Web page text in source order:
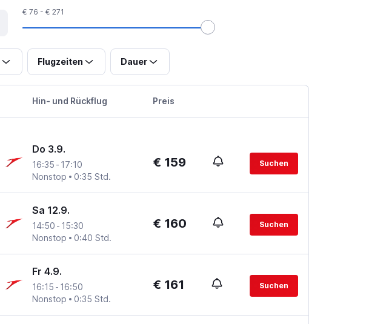
€ 76 - € 271
Flugzeiten Dauer
Hin- und Rückflug Preis
Do 3.9.
16:35 - 17:10
Nonstop
0:35 Std.
€ 159 Suchen
Sa 12.9.
14:50 - 15:30
Nonstop
0:40 Std.
€ 160 Suchen
Fr 4.9.
16:15 - 16:50
Nonstop
0:35 Std.
€ 161 Suchen